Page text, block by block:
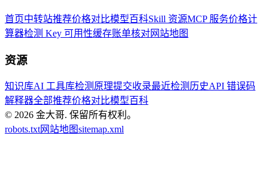
首页中转站推荐价格对比模型百科Skill 资源MCP 服务价格计
算器检测 Key 可用性缓存账单核对网站地图
资源
知识库AI 工具库检测原理提交收录最近检测历史API 错误码
解释器全部推荐价格对比模型百科
© 2026 金大哥. 保留所有权利。
robots.txt网站地图sitemap.xml